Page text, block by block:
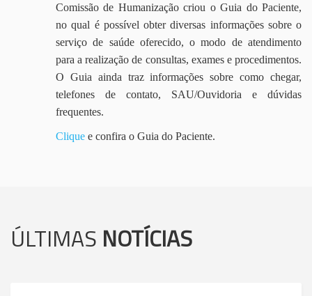
Comissão de Humanização criou o Guia do Paciente,
no qual é possível obter diversas informações sobre o
serviço de saúde oferecido, o modo de atendimento
para a realização de consultas, exames e procedimentos.
O Guia ainda traz informações sobre como chegar,
telefones de contato, SAU/Ouvidoria e dúvidas
frequentes.
Clique e confira o Guia do Paciente.
ÚLTIMAS NOTÍCIAS